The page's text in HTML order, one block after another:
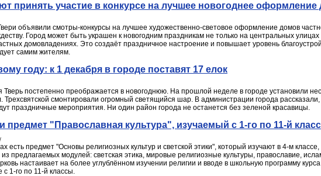
принять участие в конкурсе на лучшее новогоднее
объявили смотры-конкурсы на лучшее художественно-световое оформление домов
Город может быть украшен к новогодним праздникам не только на центральных
домовладениях. Это создаёт праздничное настроение и повышает уровень
самим жителям.
году: к 1 декабря в городе поставят 17 елок
постепенно преображается в новогоднюю. На прошлой неделе в городе установили
Трехсвятской смонтировали огромный светящийся шар. В администрации города
праздничные мероприятия. Ни один район города не останется без зеленой красавицы.
предмет "Православная культура", изучаемый с 1-го по 11-й
/
есть предмет "Основы религиозных культур и светской этики", который изучают в 4-м
предлагаемых модулей: светская этика, мировые религиозные культуры, православие,
настаивает на более углублённом изучении религии и вводе в школьную программу
1-го по 11-й классы.